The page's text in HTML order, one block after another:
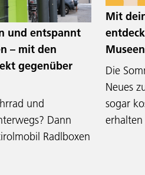
und entspannt
– mit den
gegenüber
und
Dann
Radlboxen
Mit
Die
Neues
sogar